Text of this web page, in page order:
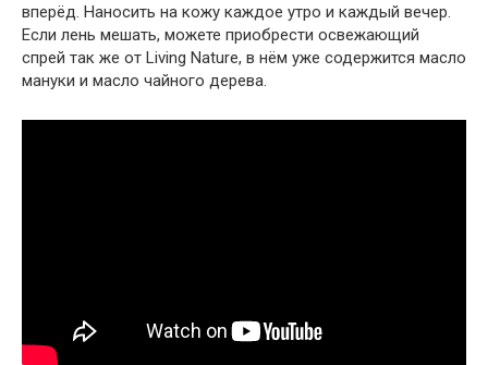
вперёд. Наносить на кожу каждое утро и каждый вечер.
Если лень мешать, можете приобрести освежающий
спрей так же от Living Nature, в нём уже содержится масло
мануки и масло чайного дерева.